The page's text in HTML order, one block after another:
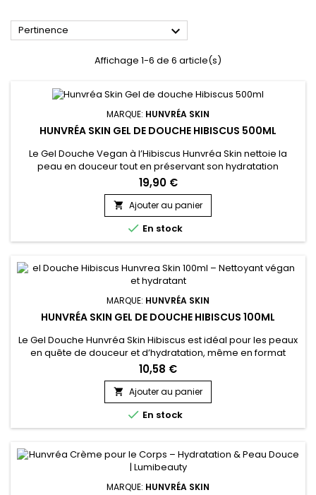
Pertinence 
Affichage 1-6 de 6 article(s)
MARQUE: HUNVRÉA SKIN
HUNVRÉA SKIN GEL DE DOUCHE HIBISCUS 500ML
Le Gel Douche Vegan à l’Hibiscus Hunvréa Skin nettoie la
peau en douceur tout en préservant son hydratation
naturelle.&nbsp; Formulé avec de l’hydrolyzed algae extract,
du jus d’Aloe Vera et du beurre de Karité, il apaise, nourrit et
laisse la peau souple et veloutée.&nbsp; Sa mousse fine et
onctueuse offre un moment de bien-être, idéal pour les
peaux...
19,90 €
 Ajouter au panier
 En stock
MARQUE: HUNVRÉA SKIN
HUNVRÉA SKIN GEL DE DOUCHE HIBISCUS 100ML
Le Gel Douche Hunvréa Skin Hibiscus est idéal pour les peaux
en quête de douceur et d’hydratation, même en format
voyage. Enrichi en extrait d’algue hydrolysé, en poudre de jus
d’Aloe Vera et en beurre de Karité, il nettoie délicatement
tout en apaisant et nourrissant la peau. Sa mousse légère
enveloppe le corps d’un parfum floral subtil. Pratique et...
10,58 €
 Ajouter au panier
 En stock
MARQUE: HUNVRÉA SKIN